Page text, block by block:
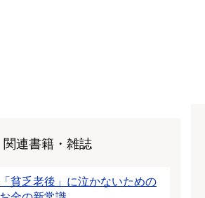
関連書籍・雑誌
「貧乏老後」に泣かないための